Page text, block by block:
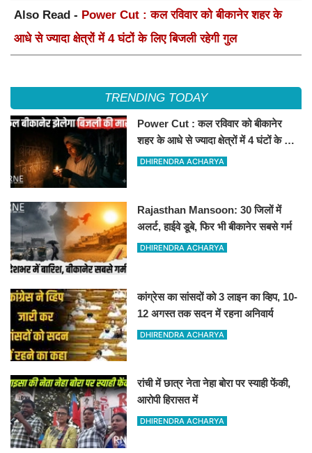
Also Read - Power Cut : कल रविवार को बीकानेर शहर के
आधे से ज्यादा क्षेत्रों में 4 घंटों के लिए बिजली रहेगी गुल
TRENDING TODAY
Power Cut : कल रविवार को बीकानेर
शहर के आधे से ज्यादा क्षेत्रों में 4 घंटों के लिए
बिजली रहेगी गुल
DHIRENDRA ACHARYA
Rajasthan Mansoon: 30 जिलों में
अलर्ट, हाईवे डूबे, फिर भी बीकानेर सबसे गर्म
DHIRENDRA ACHARYA
कांग्रेस का सांसदों को 3 लाइन का व्हिप, 10-
12 अगस्त तक सदन में रहना अनिवार्य
DHIRENDRA ACHARYA
रांची में छात्र नेता नेहा बोरा पर स्याही फेंकी,
आरोपी हिरासत में
DHIRENDRA ACHARYA